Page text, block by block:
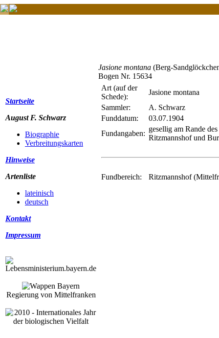
Startseite
August F. Schwarz
Biographie
Verbreitungskarten
Hinweise
Artenliste
lateinisch
deutsch
Kontakt
Impressum
Regierung von Mittelfranken
Jasione montana (Berg-
Bogen Nr. 15634
Art (auf der
Schede):
Jasione montana
Sammler:
A. Schwarz
Funddatum:
03.07.1904
Fundangaben:
gesellig am Rande
Ritzmannshof und
Fundbereich: Ritzmannshof